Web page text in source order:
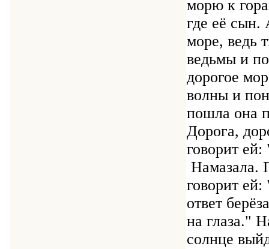
морю к
где её сын.
море, ведь
ведьмы и
дорогое
волны и
пошла она
Дорога,
говорит
Намазала.
говорит
ответ
на глаза."
солнце